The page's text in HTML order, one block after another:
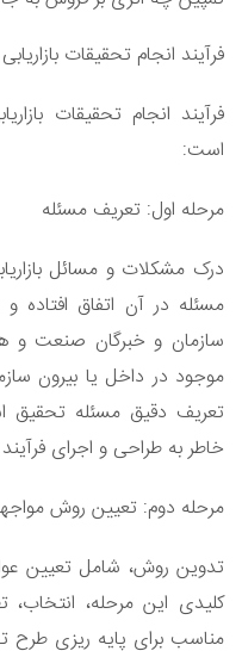
فرآیند انجام تحقیقات بازاریابی
است:
مرحله اول: تعریف مسئله
درک مشکلات و مسائل
مسئله در آن اتفاق افتاده
سازمان و خبرگان صنعت و
موجود در داخل یا بیرون
تعریف دقیق مسئله تحقیق
خاطر به طراحی و اجرای
مرحله دوم: تعیین روش
تدوین روش، شامل تعیین
کلیدی این مرحله،
مناسب برای پایه ریزی